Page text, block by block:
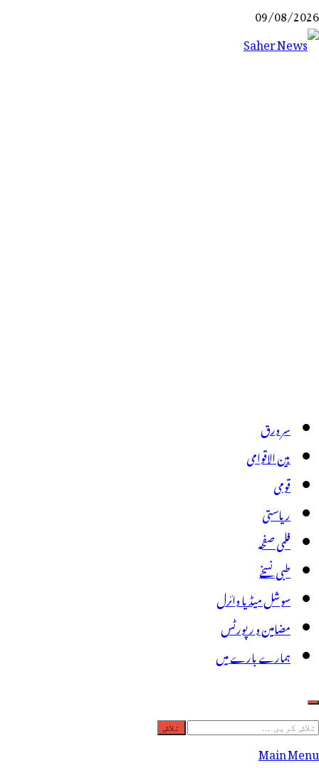
Skip
to
09/08/2026
سر ورق
بین الاقوامی
قومی
ریاستی
فلمی صفحہ
طبی نسخے
سوشل میڈیا وائرل
مضامین و رپورٹس
ہمارے بارے میں
تلاش
کریں
Main Menu